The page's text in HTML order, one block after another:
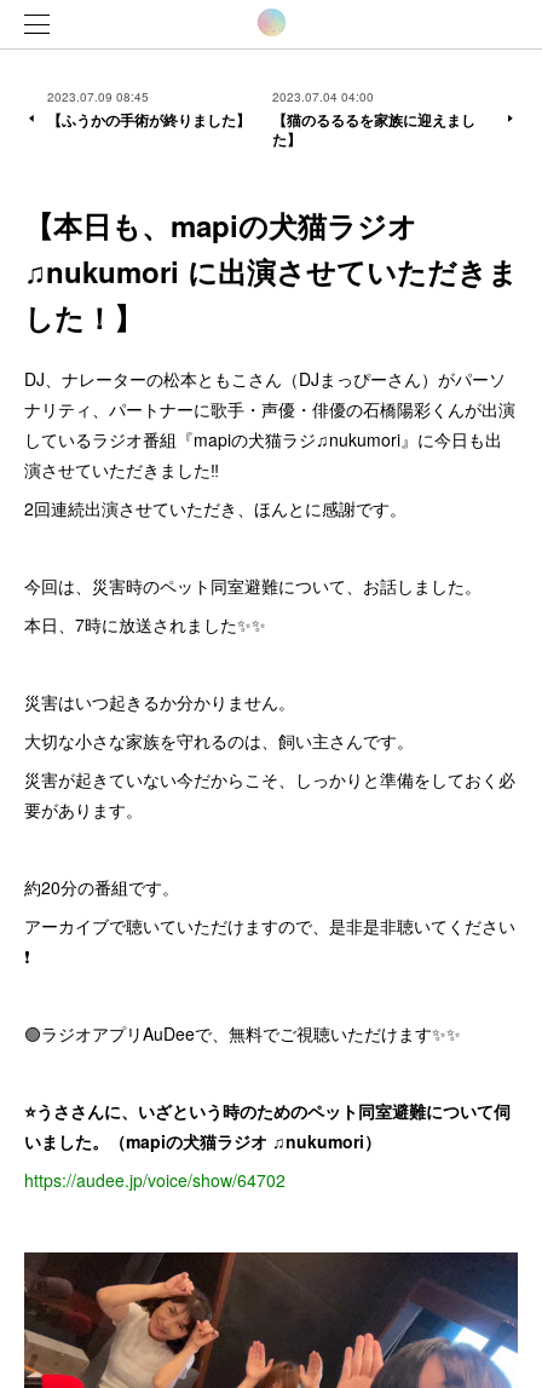
2023.07.09 08:45
【ふうかの手術が終りました】
2023.07.04 04:00
【猫のるるるを家族に迎えまし
た】
【本日も、mapiの犬猫ラジオ
♫nukumori に出演させていただきま
した！】
DJ、ナレーターの松本ともこさん（DJまっぴーさん）がパーソ
ナリティ、パートナーに歌手・声優・俳優の石橋陽彩くんが出演
しているラジオ番組『mapiの犬猫ラジ♫nukumori』に今日も出
演させていただきました‼️
2回連続出演させていただき、ほんとに感謝です。
今回は、災害時のペット同室避難について、お話しました。
本日、7時に放送されました✨✨
災害はいつ起きるか分かりません。
大切な小さな家族を守れるのは、飼い主さんです。
災害が起きていない今だからこそ、しっかりと準備をしておく必
要があります。
約20分の番組です。
アーカイブで聴いていただけますので、是非是非聴いてください
❗️
🟢ラジオアプリAuDeeで、無料でご視聴いただけます✨✨
⭐️うささんに、いざという時のためのペット同室避難について伺
いました。（mapiの犬猫ラジオ ♫nukumori）
https://audee.jp/voice/show/64702